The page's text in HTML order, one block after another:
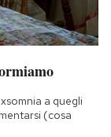
a quegli
(cosa